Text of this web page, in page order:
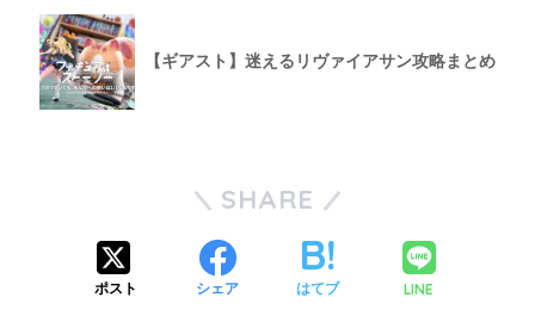
【ギアスト】迷えるリヴァイアサン攻略まとめ
SHARE
ポスト シェア はてブ LINE